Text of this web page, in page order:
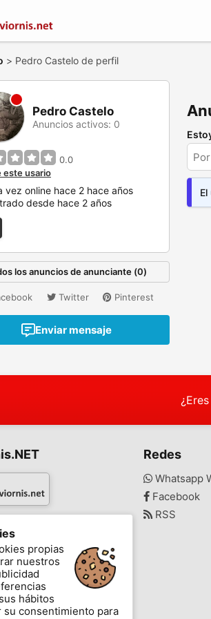
> Pedro Castelo de perfil
Pedro Castelo
Anuncios activos: 0
0.0
este usario
vez online hace 2 hace años
desde hace 2 años
los anuncios de anunciante (0)
Twitter Pinterest
Enviar mensaje
Mis favoritos Blog
Redes
Whatsapp
Facebook
RSS
propias
nuestros
hábitos
su consentimiento para